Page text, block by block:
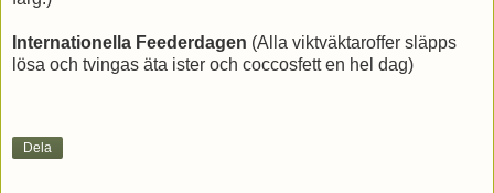
Internationella Feederdagen (Alla viktväktaroffer släpps
lösa och tvingas äta ister och coccosfett en hel dag)
Dela